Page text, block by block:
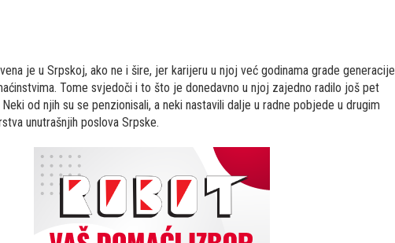
je u Srpskoj, ako ne i šire, jer karijeru u njoj već godinama grade generacije
Tome svjedoči i to što je donedavno u njoj zajedno radilo još pet
od njih su se penzionisali, a neki nastavili dalje u radne pobjede u drugim
unutrašnjih poslova Srpske.